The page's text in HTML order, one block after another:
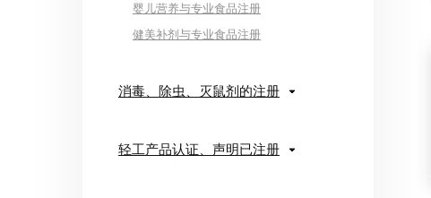
婴儿营养与专业食品注册
健美补剂与专业食品注册
消毒、除虫、灭鼠剂的注册
轻工产品认证、声明已注册